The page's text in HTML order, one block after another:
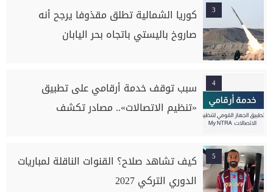
3
كوريا الشمالية تطلق مقذوفا يرجح أنه
صاروخ باليستي باتجاه بحر اليابان
4
سبب توقف خدمة أرقامي على تطبيق
«تنظيم الاتصالات».. مصادر تكشف
5
كيف تشاهد صلاح؟ القنوات الناقلة لمباريات
الدوري التركي 2027